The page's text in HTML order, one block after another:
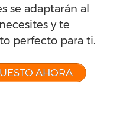
se adaptarán al
y te
perfecto para ti.
AHORA